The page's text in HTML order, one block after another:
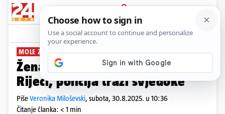
PRIJAVA
News Komentari
MOLE ZA POMOĆ
Žena ozlijeđena u naletu auta u
Rijeci, policija traži svjedoke
PišeVeronika Miloševski, subota, 30.8.2025. u 10:36
Čitanje članka: < 1 min